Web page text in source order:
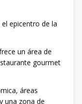
epicentro de la
un área de
gourmet
áreas
una zona de